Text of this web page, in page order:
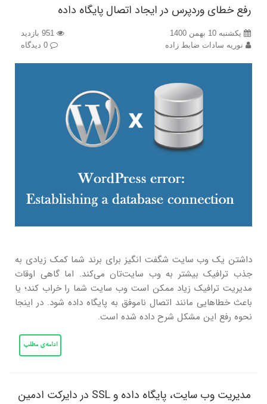
رفع خطای وردپرس در ایجاد اتصال پایگاه داده
یکشنبه 10 بهمن 1400
نوریه سادات ضابط زاده
داشتن یک وب سایت شگفت انگیز برای برند شما کمک زیادی به
جذب ترافیک بیشتر به وب سایت‌تان می‌کند. اما گاهی اوقات
مدیریت ترافیک زیاد ممکن است وب سایت شما را خراب کند؛ یا
باعث خطاهایی مانند اتصال ناموفق به پایگاه داده شود. در اینجا
نحوه رفع این مشکل شرح داده شده است.
ادامه‌ی مطلب
مدیریت وب سایت، پایگاه داده و SSL در دایرکت ادمین